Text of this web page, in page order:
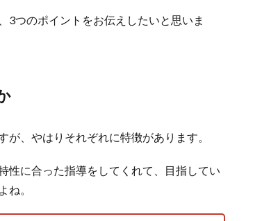
3つのポイントをお伝えしたいと思いま
、やはりそれぞれに特徴があります。
性に合った指導をしてくれて、目指してい
ね。